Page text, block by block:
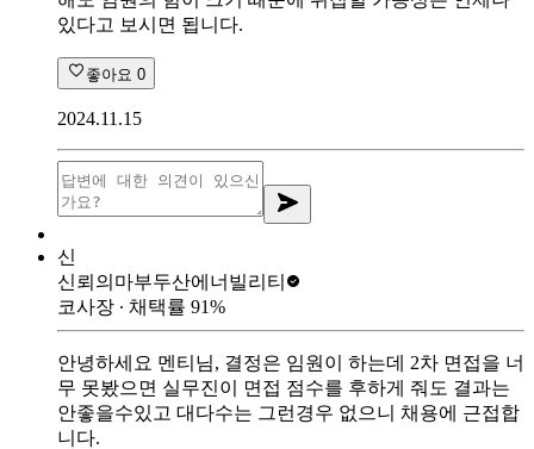
있다고 보시면 됩니다.
좋아요 0
2024.11.15
신
신뢰의마부두산에너빌리티
코사장 ∙ 채택률 91%
안녕하세요 멘티님, 결정은 임원이 하는데 2차 면접을 너
무 못봤으면 실무진이 면접 점수를 후하게 줘도 결과는
안좋을수있고 대다수는 그런경우 없으니 채용에 근접합
니다.